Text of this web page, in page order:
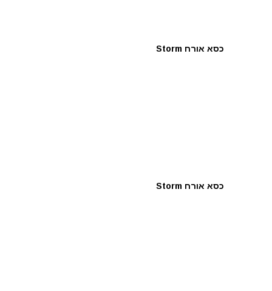
כסא אורח Storm
כסא אורח Storm